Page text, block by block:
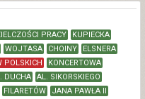
PRACY
KUPIECKA
WOJTASA CHOINY
ELSNERA
POLSKICH
KONCERTOWA
DUCHA
AL. SIKORSKIEGO
FILARETÓW
JANA PAWŁA II